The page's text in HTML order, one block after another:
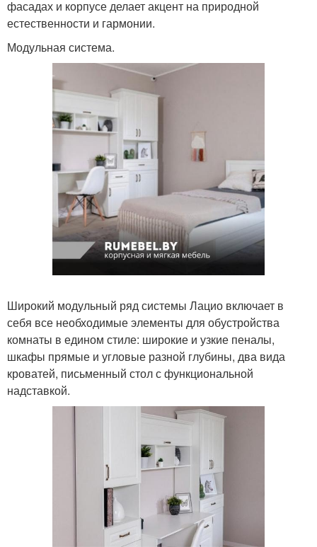
фасадах и корпусе делает акцент на природной
естественности и гармонии.
Модульная система.
Широкий модульный ряд системы Лацио включает в
себя все необходимые элементы для обустройства
комнаты в едином стиле: широкие и узкие пеналы,
шкафы прямые и угловые разной глубины, два вида
кроватей, письменный стол с функциональной
надставкой.